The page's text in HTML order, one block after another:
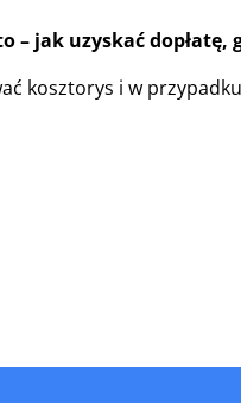
– jak uzyskać dopłatę,
kosztorys i w